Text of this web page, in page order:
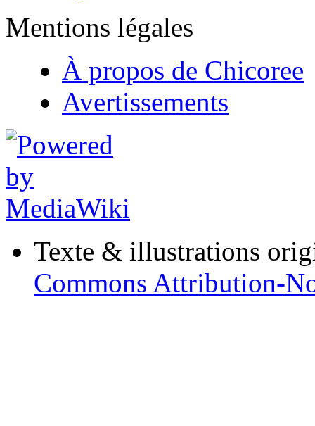
Mentions légales
À propos de Chicoree
Avertissements
Texte & illustrations
Commons Attribution-